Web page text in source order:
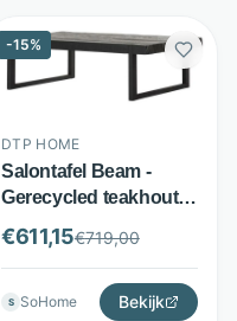
-15%
DTP HOME
Salontafel Beam -
Gerecycled teakhout -
120x80 cm
rechthoekig blad -
Zwart - DTP Home
€611,15€719,00
S SoHome Bekijk